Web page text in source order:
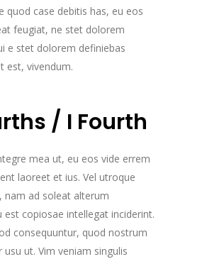
quod case debitis has, eu eos
feugiat, ne stet dolorem
e stet dolorem definiebas
est, vivendum.
/ I Fourth
mea ut, eu eos vide errem
laoreet et ius. Vel utroque
nam ad soleat alterum
est copiosae intellegat inciderint.
consequuntur, quod nostrum
usu ut. Vim veniam singulis